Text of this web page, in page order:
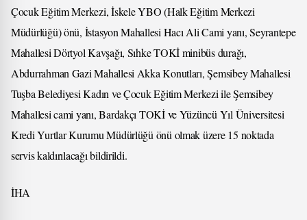
Çocuk Eğitim Merkezi, İskele YBO (Halk Eğitim Merkezi
Müdürlüğü) önü, İstasyon Mahallesi Hacı Ali Cami yanı, Seyrantepe
Mahallesi Dörtyol Kavşağı, Sıhke TOKİ minibüs durağı,
Abdurrahman Gazi Mahallesi Akka Konutları, Şemsibey Mahallesi
Tuşba Belediyesi Kadın ve Çocuk Eğitim Merkezi ile Şemsibey
Mahallesi cami yanı, Bardakçı TOKİ ve Yüzüncü Yıl Üniversitesi
Kredi Yurtlar Kurumu Müdürlüğü önü olmak üzere 15 noktada
servis kaldırılacağı bildirildi.
İHA